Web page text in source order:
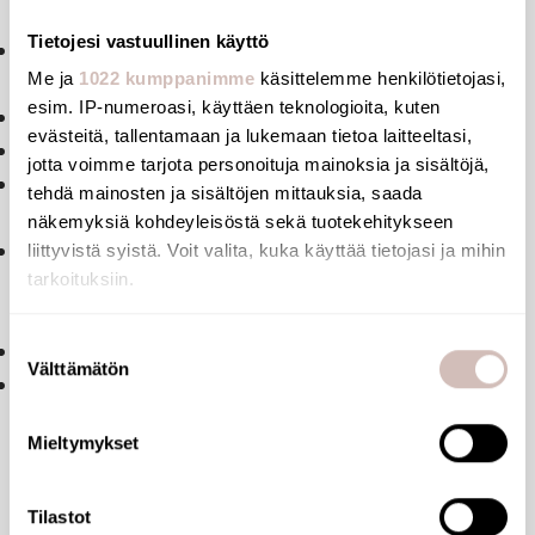
Tietojesi vastuullinen käyttö
Me ja 1022 kumppanimme käsittelemme henkilötietojasi,
esim. IP-numeroasi, käyttäen teknologioita, kuten
evästeitä, tallentamaan ja lukemaan tietoa laitteeltasi,
jotta voimme tarjota personoituja mainoksia ja sisältöjä,
tehdä mainosten ja sisältöjen mittauksia, saada
näkemyksiä kohdeyleisöstä sekä tuotekehitykseen
liittyvistä syistä. Voit valita, kuka käyttää tietojasi ja mihin
tarkoituksiin.
Kerätä tietoja maantieteellisestä sijainnistasi,
Tunnistaa laitteesi skannaamalla sen ominaispiirteitä
aktiivisesti (sormenjäljen muodostaminen)
voit määrittää asetuksesi
. Voit muuttaa
valinta
Välttämätön
Mieltymykset
Tilastot
Kapea joustava letku (sisähalkaisija Ø 6 mm), pieni
vesitilavuus.
Erityinen vastapaino.
PEX-joustoputket F?".
Kiinnitys vahvistettu kahdella ruostumattomasta
teräksestä valmistetulla tangolla.
Mekaaninen sekoittaja ihanteellinen terveydenhuollon
tiloihin, vanhainkoteihin ja hoitokoteihin, sairaaloihin ja
Yhden reiän sekoittaja sopii liikuntarajoitteisille.
Sekoitin 30 vuoden takuulla.